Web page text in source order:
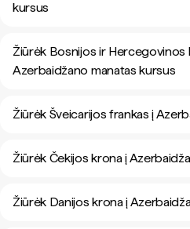
kursus
Žiūrėk Bosnijos ir Hercegovinos
Azerbaidžano manatas kursus
Žiūrėk Šveicarijos frankas į
Žiūrėk Čekijos krona į
Žiūrėk Danijos krona į